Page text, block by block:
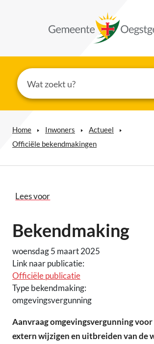
Home Inwoners
Actueel
Officiële bekendmakingen
Lees voor
Bekendmaking
woensdag 5 maart 2025
Link naar publicatie:
Officiële publicatie
Type bekendmaking:
omgevingsvergunning
Aanvraag omgevingsvergunning
extern wijzigen en uitbreiden van de